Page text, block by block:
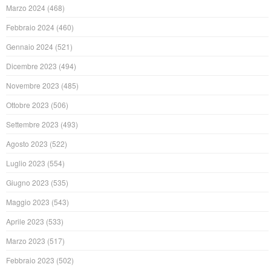
Marzo 2024 (468)
Febbraio 2024 (460)
Gennaio 2024 (521)
Dicembre 2023 (494)
Novembre 2023 (485)
Ottobre 2023 (506)
Settembre 2023 (493)
Agosto 2023 (522)
Luglio 2023 (554)
Giugno 2023 (535)
Maggio 2023 (543)
Aprile 2023 (533)
Marzo 2023 (517)
Febbraio 2023 (502)